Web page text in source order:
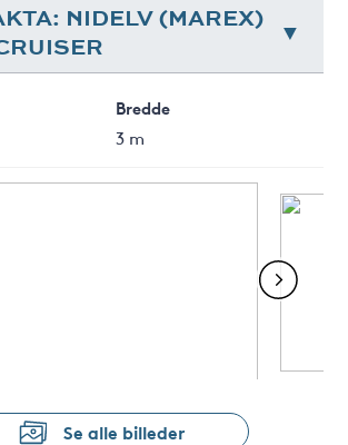
NIDELV (MAREX)
Bredde
3 m
Se alle billeder